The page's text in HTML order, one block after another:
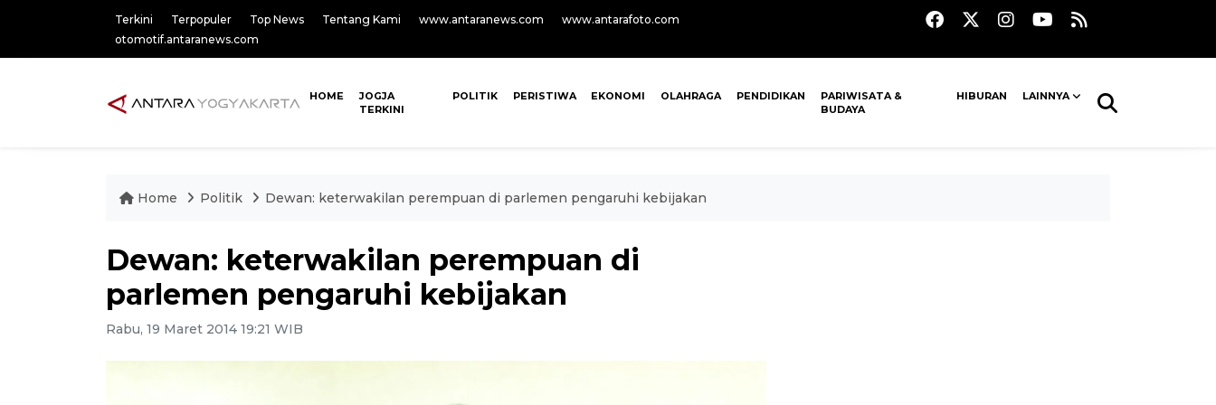
Terkini Terpopuler Top News Tentang Kami www.antaranews.com
www.antarafoto.com
otomotif.antaranews.com
HOME
JOGJA
TERKINI
POLITIK PERISTIWA EKONOMI OLAHRAGA PENDIDIKAN
PARIWISATA &
BUDAYA
HIBURAN LAINNYA
Home Politik Dewan: keterwakilan perempuan di parlemen pengaruhi kebijakan
Dewan: keterwakilan perempuan di
parlemen pengaruhi kebijakan
Rabu, 19 Maret 2014 19:21 WIB